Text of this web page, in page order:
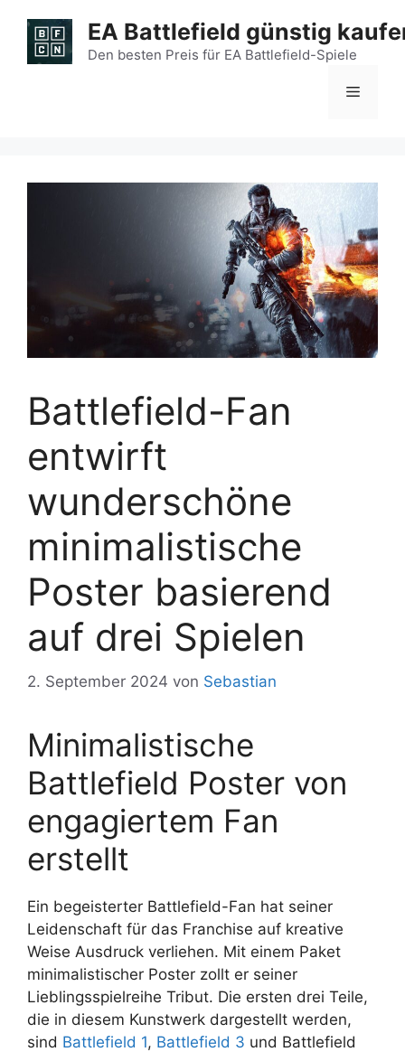
Inhalt
springen
EA Battlefield günstig
Den besten Preis für EA Battlefield-Spiele
Menü
Battlefield-Fan
entwirft
wunderschöne
minimalistische
Poster basierend
auf drei Spielen
2. September 2024 von Sebastian
Minimalistische
Battlefield Poster von
engagiertem Fan
erstellt
Ein begeisterter Battlefield-Fan hat seiner
Leidenschaft für das Franchise auf kreative
Weise Ausdruck verliehen. Mit einem Paket
minimalistischer Poster zollt er seiner
Lieblingsspielreihe Tribut. Die ersten drei Teile,
die in diesem Kunstwerk dargestellt werden,
sind Battlefield 1, Battlefield 3 und Battlefield